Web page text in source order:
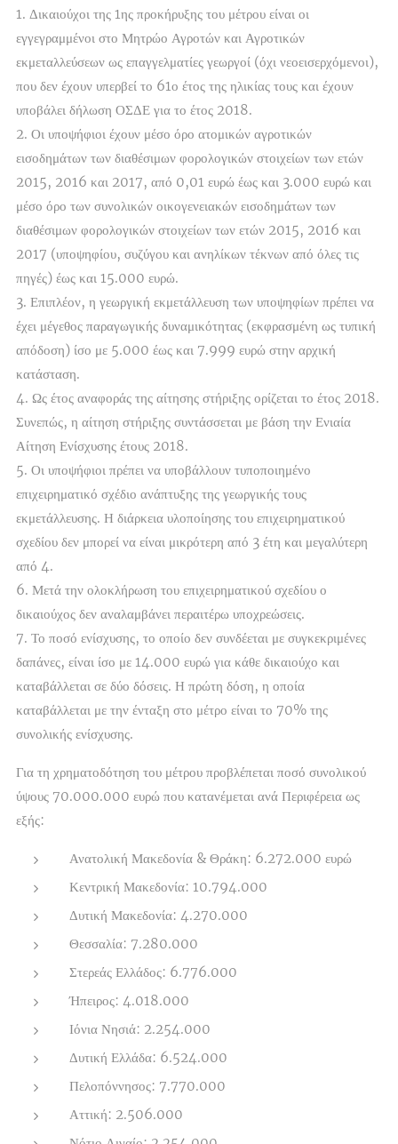
1. Δικαιούχοι της 1ης προκήρυξης του μέτρου είναι οι
εγγεγραμμένοι στο Μητρώο Αγροτών και Αγροτικών
εκμεταλλεύσεων ως επαγγελματίες γεωργοί (όχι νεοεισερχόμενοι),
που δεν έχουν υπερβεί το 61ο έτος της ηλικίας τους και έχουν
υποβάλει δήλωση ΟΣΔΕ για το έτος 2018.
2. Οι υποψήφιοι έχουν μέσο όρο ατομικών αγροτικών
εισοδημάτων των διαθέσιμων φορολογικών στοιχείων των ετών
2015, 2016 και 2017, από 0,01 ευρώ έως και 3.000 ευρώ και
μέσο όρο των συνολικών οικογενειακών εισοδημάτων των
διαθέσιμων φορολογικών στοιχείων των ετών 2015, 2016 και
2017 (υποψηφίου, συζύγου και ανηλίκων τέκνων από όλες τις
πηγές) έως και 15.000 ευρώ.
3. Επιπλέον, η γεωργική εκμετάλλευση των υποψηφίων πρέπει να
έχει μέγεθος παραγωγικής δυναμικότητας (εκφρασμένη ως τυπική
απόδοση) ίσο με 5.000 έως και 7.999 ευρώ στην αρχική
κατάσταση.
4. Ως έτος αναφοράς της αίτησης στήριξης ορίζεται το έτος 2018.
Συνεπώς, η αίτηση στήριξης συντάσσεται με βάση την Ενιαία
Αίτηση Ενίσχυσης έτους 2018.
5. Οι υποψήφιοι πρέπει να υποβάλλουν τυποποιημένο
επιχειρηματικό σχέδιο ανάπτυξης της γεωργικής τους
εκμετάλλευσης. Η διάρκεια υλοποίησης του επιχειρηματικού
σχεδίου δεν μπορεί να είναι μικρότερη από 3 έτη και μεγαλύτερη
από 4.
6. Μετά την ολοκλήρωση του επιχειρηματικού σχεδίου ο
δικαιούχος δεν αναλαμβάνει περαιτέρω υποχρεώσεις.
7. Το ποσό ενίσχυσης, το οποίο δεν συνδέεται με συγκεκριμένες
δαπάνες, είναι ίσο με 14.000 ευρώ για κάθε δικαιούχο και
καταβάλλεται σε δύο δόσεις. Η πρώτη δόση, η οποία
καταβάλλεται με την ένταξη στο μέτρο είναι το 70% της
συνολικής ενίσχυσης.
Για τη χρηματοδότηση του μέτρου προβλέπεται ποσό συνολικού
ύψους 70.000.000 ευρώ που κατανέμεται ανά Περιφέρεια ως
εξής:
Ανατολική Μακεδονία & Θράκη: 6.272.000 ευρώ
Κεντρική Μακεδονία: 10.794.000
Δυτική Μακεδονία: 4.270.000
Θεσσαλία: 7.280.000
Στερεάς Ελλάδος: 6.776.000
Ήπειρος: 4.018.000
Ιόνια Νησιά: 2.254.000
Δυτική Ελλάδα: 6.524.000
Πελοπόννησος: 7.770.000
Αττική: 2.506.000